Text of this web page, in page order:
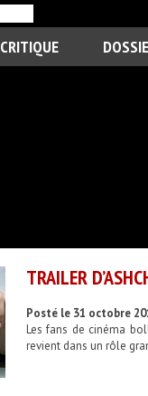
CRITIQUE
TRAILER
Posté le 31 octobre
Les fans de cinéma
revient dans un rôle